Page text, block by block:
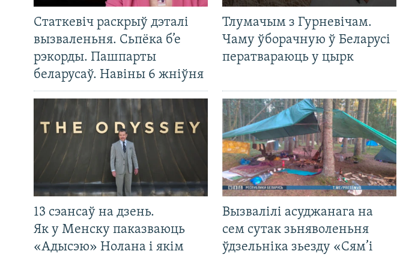
Статкевіч раскрыў дэталі
вызваленьня. Сьпёка б’е
рэкорды. Пашпарты
беларусаў. Навіны 6 жніўня
Тлумачым з Гурневічам.
Чаму ўборачную ў Беларусі
ператвараюць у цырк
13 сэансаў на дзень.
Як у Менску паказваюць
«Адысэю» Нолана і якім
Вызвалілі асуджанага на
сем сутак зьняволеньня
ўдзельніка зьезду «Сям’і